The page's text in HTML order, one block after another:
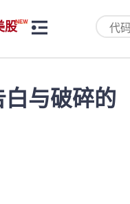
股
与破碎的